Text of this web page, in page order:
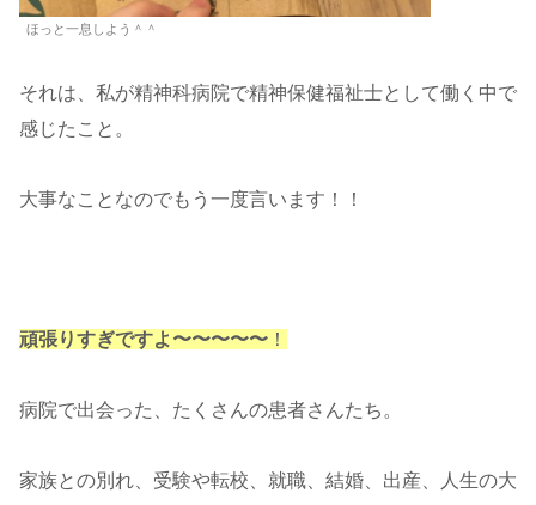
ほっと一息しよう＾＾
それは、私が精神科病院で精神保健福祉士として働く中で
感じたこと。
大事なことなのでもう一度言います！！
頑張りすぎですよ〜〜〜〜〜 ！
病院で出会った、たくさんの患者さんたち。
家族との別れ、受験や転校、就職、結婚、出産、人生の大